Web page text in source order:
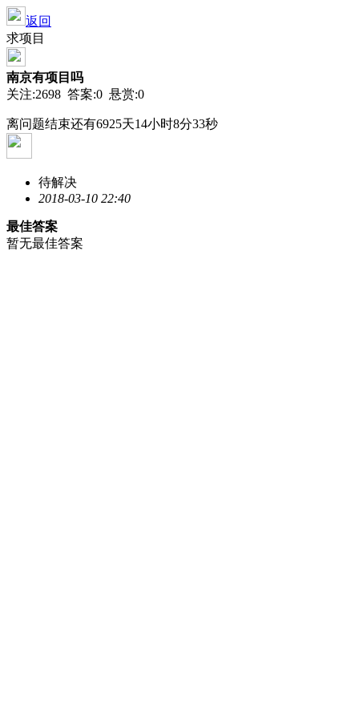
返回
求项目
南京有项目吗
关注:2698 答案:0 悬赏:0
离问题结束还有6925天14小时8分33秒
待解决
2018-03-10 22:40
最佳答案
暂无最佳答案